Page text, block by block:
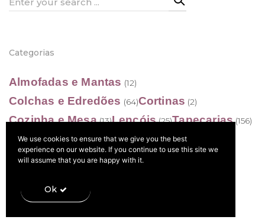
Política de Privacidade
Categorias
Almofadas e Mantas (12)
Colchas e Edredões (64)Cortinas (2)
Cozinha e Mesa (13)Lençóis (25)Tapeçarias (156)
Toalhas de banho (19)
We use cookies to ensure that we give you the best
experience on our website. If you continue to use this site we
will assume that you are happy with it.
Ok